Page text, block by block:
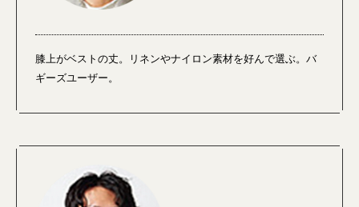
膝上がベストの丈。リネンやナイロン素材を好んで選ぶ。バ
ギーズユーザー。